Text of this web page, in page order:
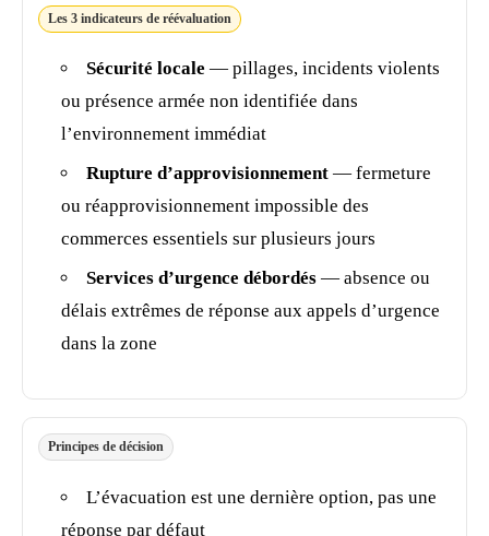
Les 3 indicateurs de réévaluation
Sécurité locale — pillages, incidents violents
ou présence armée non identifiée dans
l’environnement immédiat
Rupture d’approvisionnement — fermeture
ou réapprovisionnement impossible des
commerces essentiels sur plusieurs jours
Services d’urgence débordés — absence ou
délais extrêmes de réponse aux appels d’urgence
dans la zone
Principes de décision
L’évacuation est une dernière option, pas une
réponse par défaut